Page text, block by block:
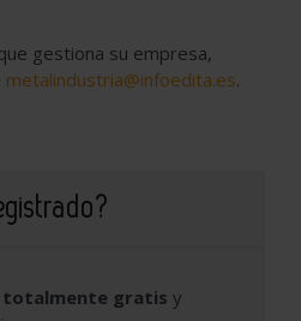
gestiona su empresa,
metalindustria@infoedita.es.
totalmente gratis y